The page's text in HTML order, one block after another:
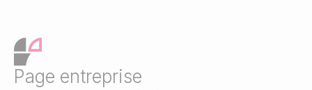
Page entreprise